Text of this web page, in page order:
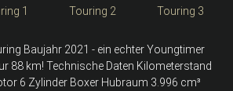
Baujahr 2021 - ein echter Youngtimer
88 km! Technische Daten Kilometerstand
6 Zylinder Boxer Hubraum 3.996 cm³